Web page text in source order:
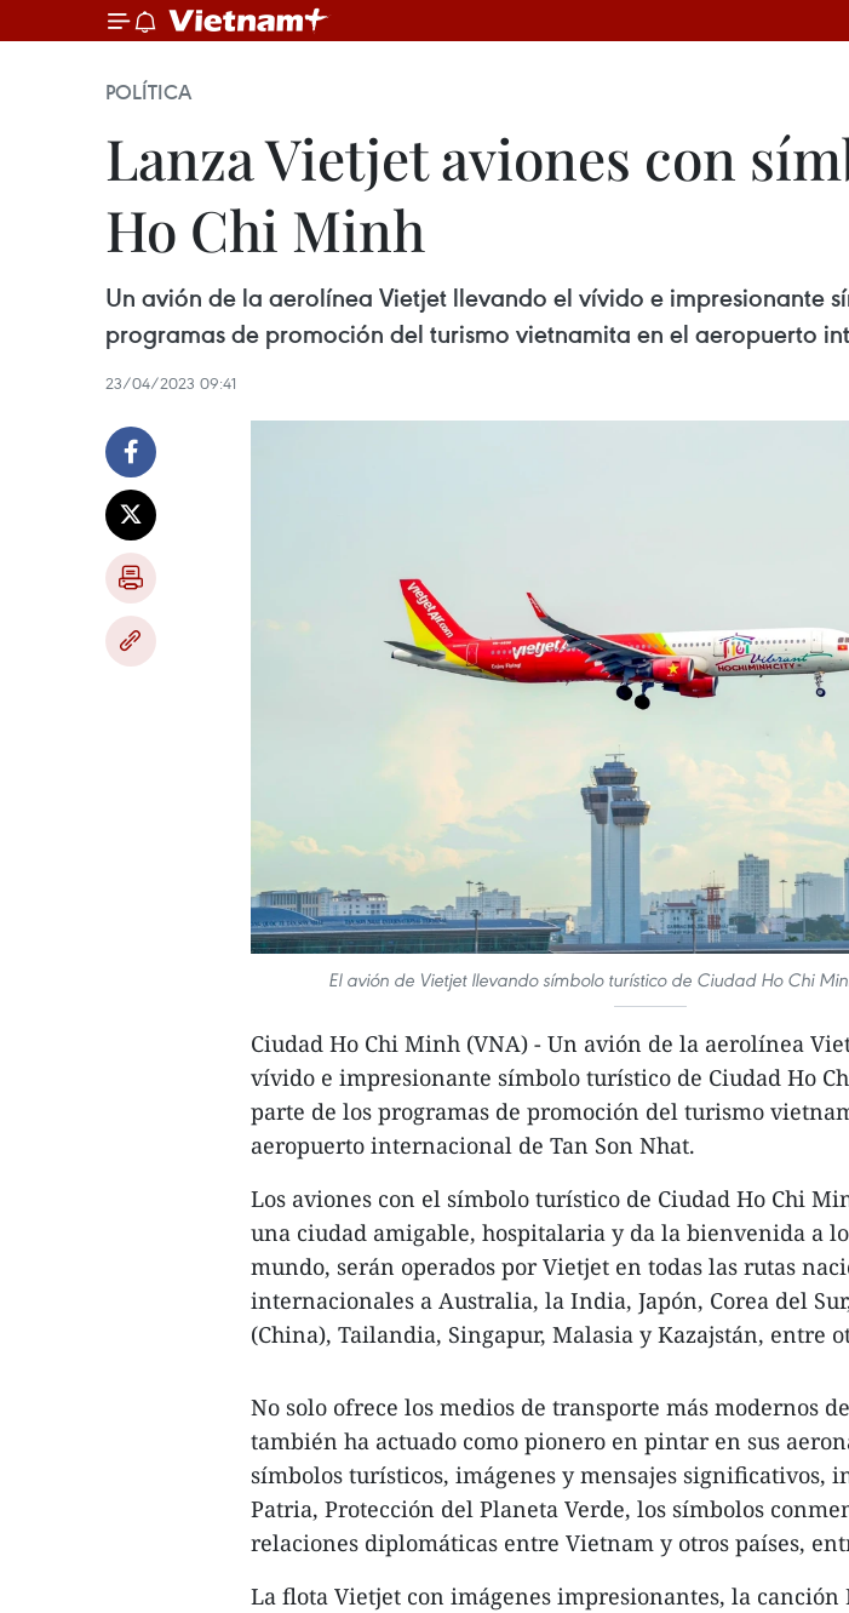
POLÍTICA
Lanza Vietjet aviones con
Ho Chi Minh
Un avión de la aerolínea Vietjet llevando el vívido e impresionante
programas de promoción del turismo vietnamita en el aeropuerto
23/04/2023 09:41
El avión de Vietjet llevando símbolo turístico de Ciudad Ho Chi
Ciudad Ho Chi Minh (VNA) - Un avión de la aerolínea
vívido e impresionante símbolo turístico de Ciudad Ho
parte de los programas de promoción del turismo
aeropuerto internacional de Tan Son Nhat.
Los aviones con el símbolo turístico de Ciudad Ho Chi
una ciudad amigable, hospitalaria y da la bienvenida a
mundo, serán operados por Vietjet en todas las rutas
internacionales a Australia, la India, Japón, Corea del
(China), Tailandia, Singapur, Malasia y Kazajstán, entre
No solo ofrece los medios de transporte más modernos
también ha actuado como pionero en pintar en sus
símbolos turísticos, imágenes y mensajes significativos,
Patria, Protección del Planeta Verde, los símbolos
relaciones diplomáticas entre Vietnam y otros países,
La flota Vietjet con imágenes impresionantes, la